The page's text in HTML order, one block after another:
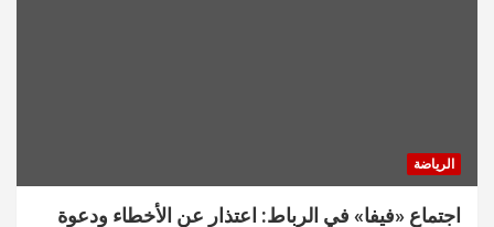
الرياضة
اجتماع «فيفا» في الرباط: اعتذار عن الأخطاء ودعوة